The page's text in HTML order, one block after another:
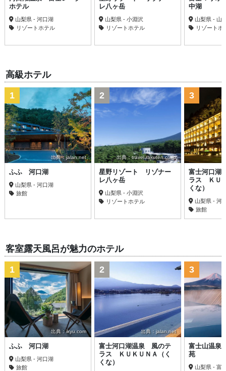
ホテル
山梨県 - 河口湖
リゾートホテル
レ八ヶ岳
山梨県 - 小淵沢
リゾートホテル
中湖
山梨県 - 山
リゾートホ
高級ホテル
出典：jalan.net
1
ふふ 河口湖
山梨県 - 河口湖
旅館
出典：travel.rakuten.co.jp
2
星野リゾート リゾナー
レ八ヶ岳
山梨県 - 小淵沢
リゾートホテル
3
富士河口湖
ラス ＫＵ
くな）
山梨県 - 河
旅館
客室露天風呂が魅力のホテル
出典：ikyu.com
1
ふふ 河口湖
山梨県 - 河口湖
旅館
出典：jalan.net
2
富士河口湖温泉 風のテ
ラス ＫＵＫＵＮＡ（く
くな）
3
富士山温泉
苑
山梨県 - 富